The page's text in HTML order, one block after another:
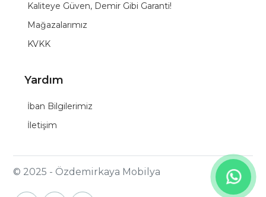
Kaliteye Güven, Demir Gibi Garanti!
Mağazalarımız
KVKK
Yardım
İban Bilgilerimiz
İletişim
© 2025 - Özdemirkaya Mobilya